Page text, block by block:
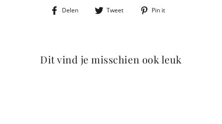
Delen
Deel
Tweet
Tweet Pin it
Dit vind je misschien ook leuk